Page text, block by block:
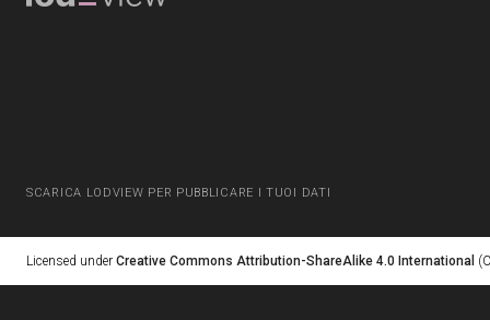
SCARICA LODVIEW PER PUBBLICARE I TUOI DATI
Licensed under Creative Commons Attribution-ShareAlike 4.0 International